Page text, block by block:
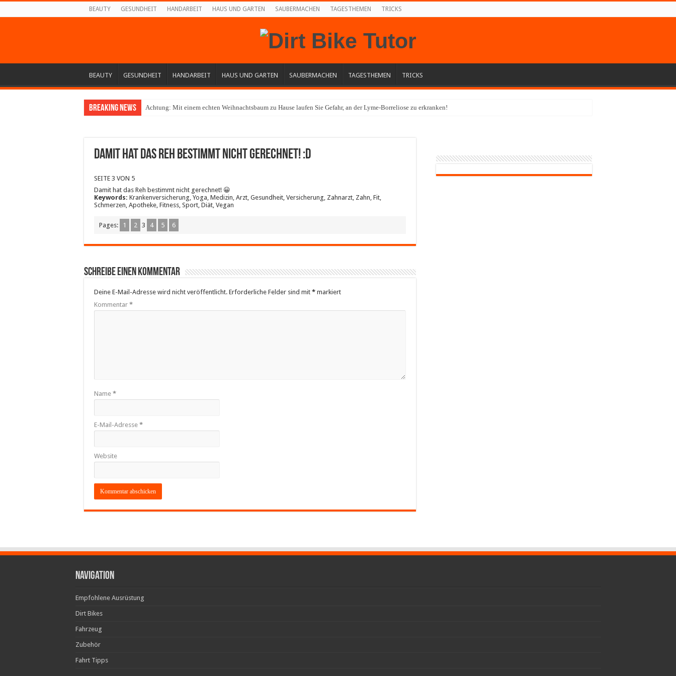
BEAUTY GESUNDHEIT HANDARBEIT HAUS UND GARTEN SAUBERMACHEN TAGESTHEMEN TRICKS
BEAUTY GESUNDHEIT HANDARBEIT HAUS UND GARTEN SAUBERMACHEN TAGESTHEMEN TRICKS
Breaking News Achtung: Mit einem echten Weihnachtsbaum zu Hause laufen Sie Gefahr, an der Lyme-Borreliose zu erkranken!
Damit hat das Reh bestimmt nicht gerechnet! :D
SEITE 3 VON 5
Damit hat das Reh bestimmt nicht gerechnet! 😀
Keywords: Krankenversicherung, Yoga, Medizin, Arzt, Gesundheit, Versicherung, Zahnarzt, Zahn, Fit,
Schmerzen, Apotheke, Fitness, Sport, Diät, Vegan
Pages: 1 2 3 4 5 6
Schreibe einen Kommentar
Deine E-Mail-Adresse wird nicht veröffentlicht. Erforderliche Felder sind mit * markiert
Kommentar *
Name *
E-Mail-Adresse *
Website
Navigation
Empfohlene Ausrüstung
Dirt Bikes
Fahrzeug
Zubehör
Fahrt Tipps